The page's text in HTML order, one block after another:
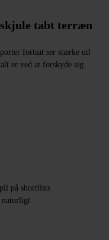
tabt terræn
fortsat ser stærke ud
er ved at forskyde sig.
på shortlists
naturligt